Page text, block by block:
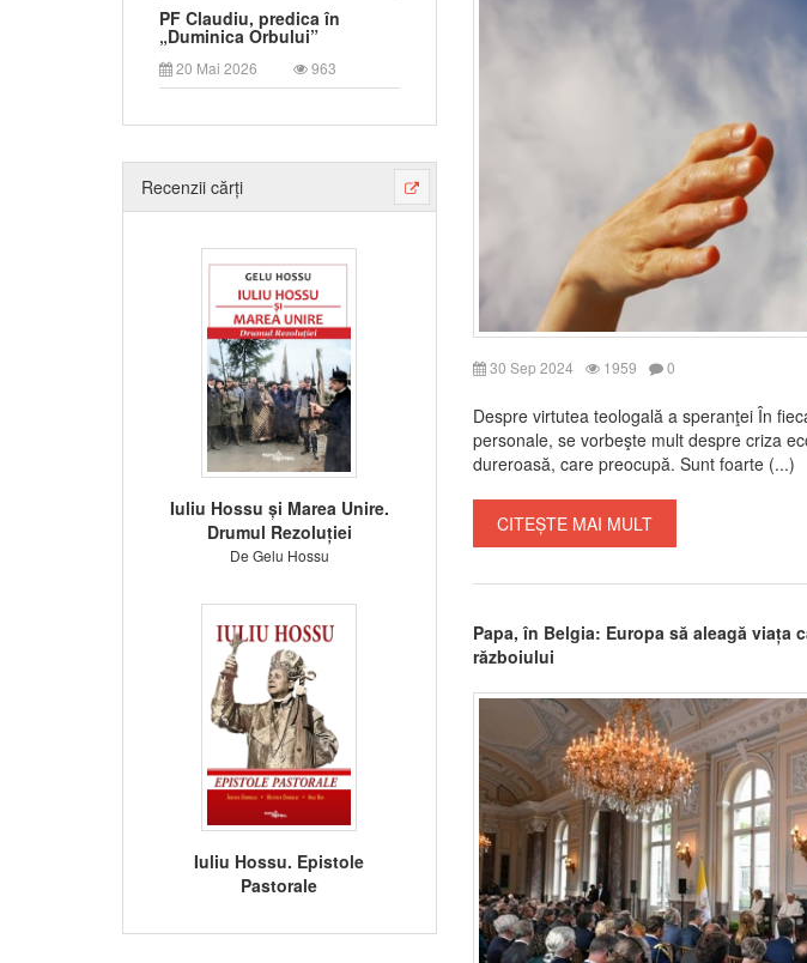
PF Claudiu, predica în
„Duminica Orbului”
20 Mai 2026 963
Recenzii cărți
Iuliu Hossu și Marea Unire.
Drumul Rezoluției
De Gelu Hossu
Iuliu Hossu. Epistole
Pastorale
30 Sep 2024 1959 0
Despre virtutea teologală a speranţei În
personale, se vorbeşte mult despre criza
dureroasă, care preocupă. Sunt foarte (...)
CITEȘTE MAI MULT
Papa, în Belgia: Europa să aleagă viața
războiului